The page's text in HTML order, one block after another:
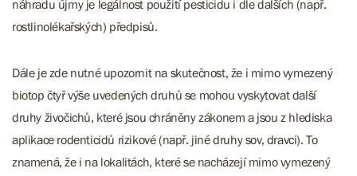
náhradu újmy je legálnost použití pesticidu i dle dalších (např.
rostlinolékařských) předpisů.
Dále je zde nutné upozornit na skutečnost, že i mimo vymezený
biotop čtyř výše uvedených druhů se mohou vyskytovat další
druhy živočichů, které jsou chráněny zákonem a jsou z hlediska
aplikace rodenticidů rizikové (např. jiné druhy sov, dravci). To
znamená, že i na lokalitách, které se nacházejí mimo vymezený